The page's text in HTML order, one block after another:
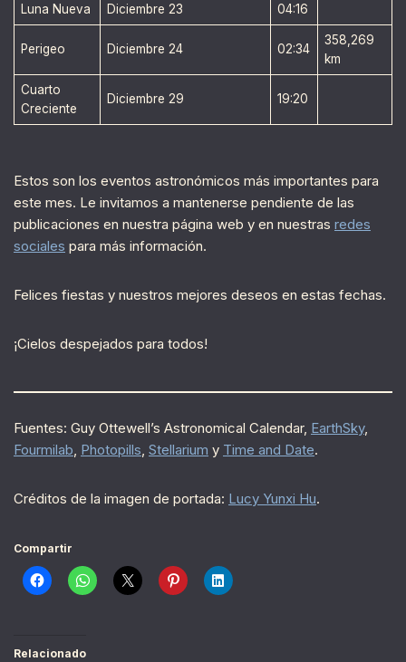
Luna Nueva Diciembre 23 04:16
Perigeo Diciembre 24 02:34
358,269
km
Cuarto
Creciente
Diciembre 29 19:20
Estos son los eventos astronómicos más importantes para
este mes. Le invitamos a mantenerse pendiente de las
publicaciones en nuestra página web y en nuestras redes
sociales para más información.
Felices fiestas y nuestros mejores deseos en estas fechas.
¡Cielos despejados para todos!
Fuentes: Guy Ottewell’s Astronomical Calendar, EarthSky,
Fourmilab, Photopills, Stellarium y Time and Date.
Créditos de la imagen de portada: Lucy Yunxi Hu.
Compartir
Relacionado